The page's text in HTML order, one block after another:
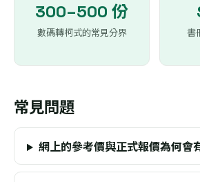
300–500 份
數碼轉柯式的常見分界
書
常見問題
網上的參考價與正式報價為何會